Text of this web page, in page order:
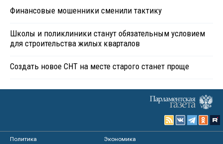
Финансовые мошенники сменили тактику
Школы и поликлиники станут обязательным условием
для строительства жилых кварталов
Создать новое СНТ на месте старого станет проще
Политика
Экономика